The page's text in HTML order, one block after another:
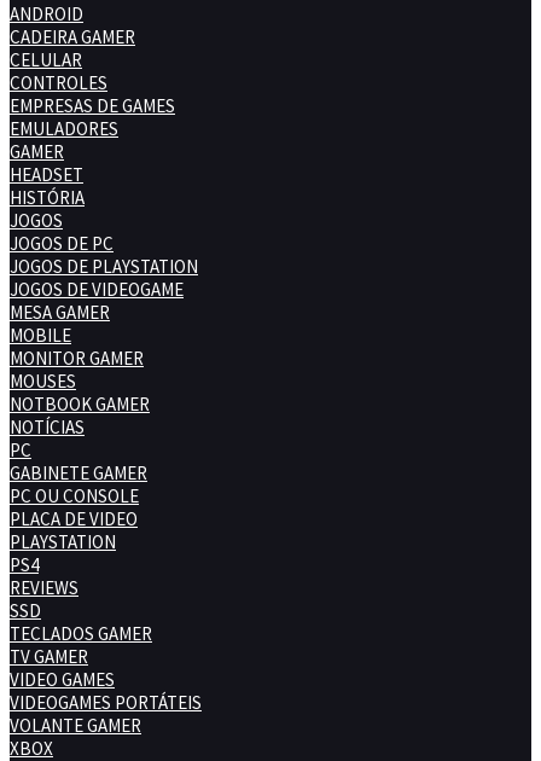
ANDROID
CADEIRA GAMER
CELULAR
CONTROLES
EMPRESAS DE GAMES
EMULADORES
GAMER
HEADSET
HISTÓRIA
JOGOS
JOGOS DE PC
JOGOS DE PLAYSTATION
JOGOS DE VIDEOGAME
MESA GAMER
MOBILE
MONITOR GAMER
MOUSES
NOTBOOK GAMER
NOTÍCIAS
PC
GABINETE GAMER
PC OU CONSOLE
PLACA DE VIDEO
PLAYSTATION
PS4
REVIEWS
SSD
TECLADOS GAMER
TV GAMER
VIDEO GAMES
VIDEOGAMES PORTÁTEIS
VOLANTE GAMER
XBOX